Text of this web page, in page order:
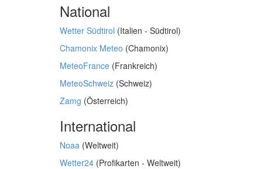
National
Wetter Südtirol (Italien - Südtirol)
Chamonix Meteo (Chamonix)
MeteoFrance (Frankreich)
MeteoSchweiz (Schweiz)
Zamg (Österreich)
International
Noaa (Weltweit)
Wetter24 (Profikarten - Weltweit)